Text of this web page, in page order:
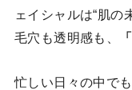
ェイシャルは“肌の
毛穴も透明感も、
忙しい日々の中で